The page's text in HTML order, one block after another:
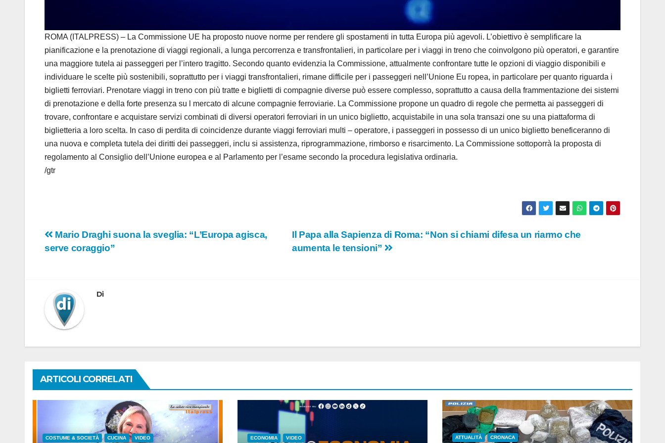
e
o
ROMA (ITALPRESS) – La Commissione UE ha proposto nuove norme per rendere gli spostamenti in tutta Europa più agevoli. L’obiettivo è semplificare la
pianificazione e la prenotazione di viaggi regionali, a lunga percorrenza e transfrontalieri, in particolare per i viaggi in treno che coinvolgono più operatori, e garantire
una maggiore tutela ai passeggeri per l’intero tragitto. Secondo quanto evidenzia la Commissione, attualmente confrontare tutte le opzioni di viaggio disponibili e
individuare le scelte più sostenibili, soprattutto per i viaggi transfrontalieri, rimane difficile per i passeggeri nell’Unione Eu ropea, in particolare per quanto riguarda i
biglietti ferroviari. Prenotare viaggi in treno con più tratte e biglietti di compagnie diverse può essere complesso, soprattutto a causa della frammentazione dei sistemi
di prenotazione e della forte presenza su l mercato di alcune compagnie ferroviarie. La Commissione propone un quadro di regole che permetta ai passeggeri di
trovare, confrontare e acquistare servizi combinati di diversi operatori ferroviari in un unico biglietto, acquistabile in una sola transazi one su una piattaforma di
biglietteria a loro scelta. In caso di perdita di coincidenze durante viaggi ferroviari multi – operatore, i passeggeri in possesso di un unico biglietto beneficeranno di
una nuova e completa tutela dei diritti dei passeggeri, inclu si assistenza, riprogrammazione, rimborso e risarcimento. La Commissione sottoporrà la proposta di
regolamento al Consiglio dell’Unione europea e al Parlamento per l’esame secondo la procedura legislativa ordinaria.
/gtr
Navigazione
articoli
Il Papa alla Sapienza di Roma: “Non si chiami difesa un riarmo che
aumenta le tensioni”
Mario Draghi suona la sveglia: “L’Europa agisca,
serve coraggio”
Di
ARTICOLI CORRELATI
COSTUME & SOCIETÀ CUCINA VIDEO ECONOMIA VIDEO ATTUALITÀ CRONACA